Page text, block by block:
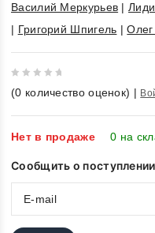
Василий Меркурьев |
| Григорий Шпигель |
out
of
5
(0 количество оценок) |
Нет в продаже 0 на
Сообщить о